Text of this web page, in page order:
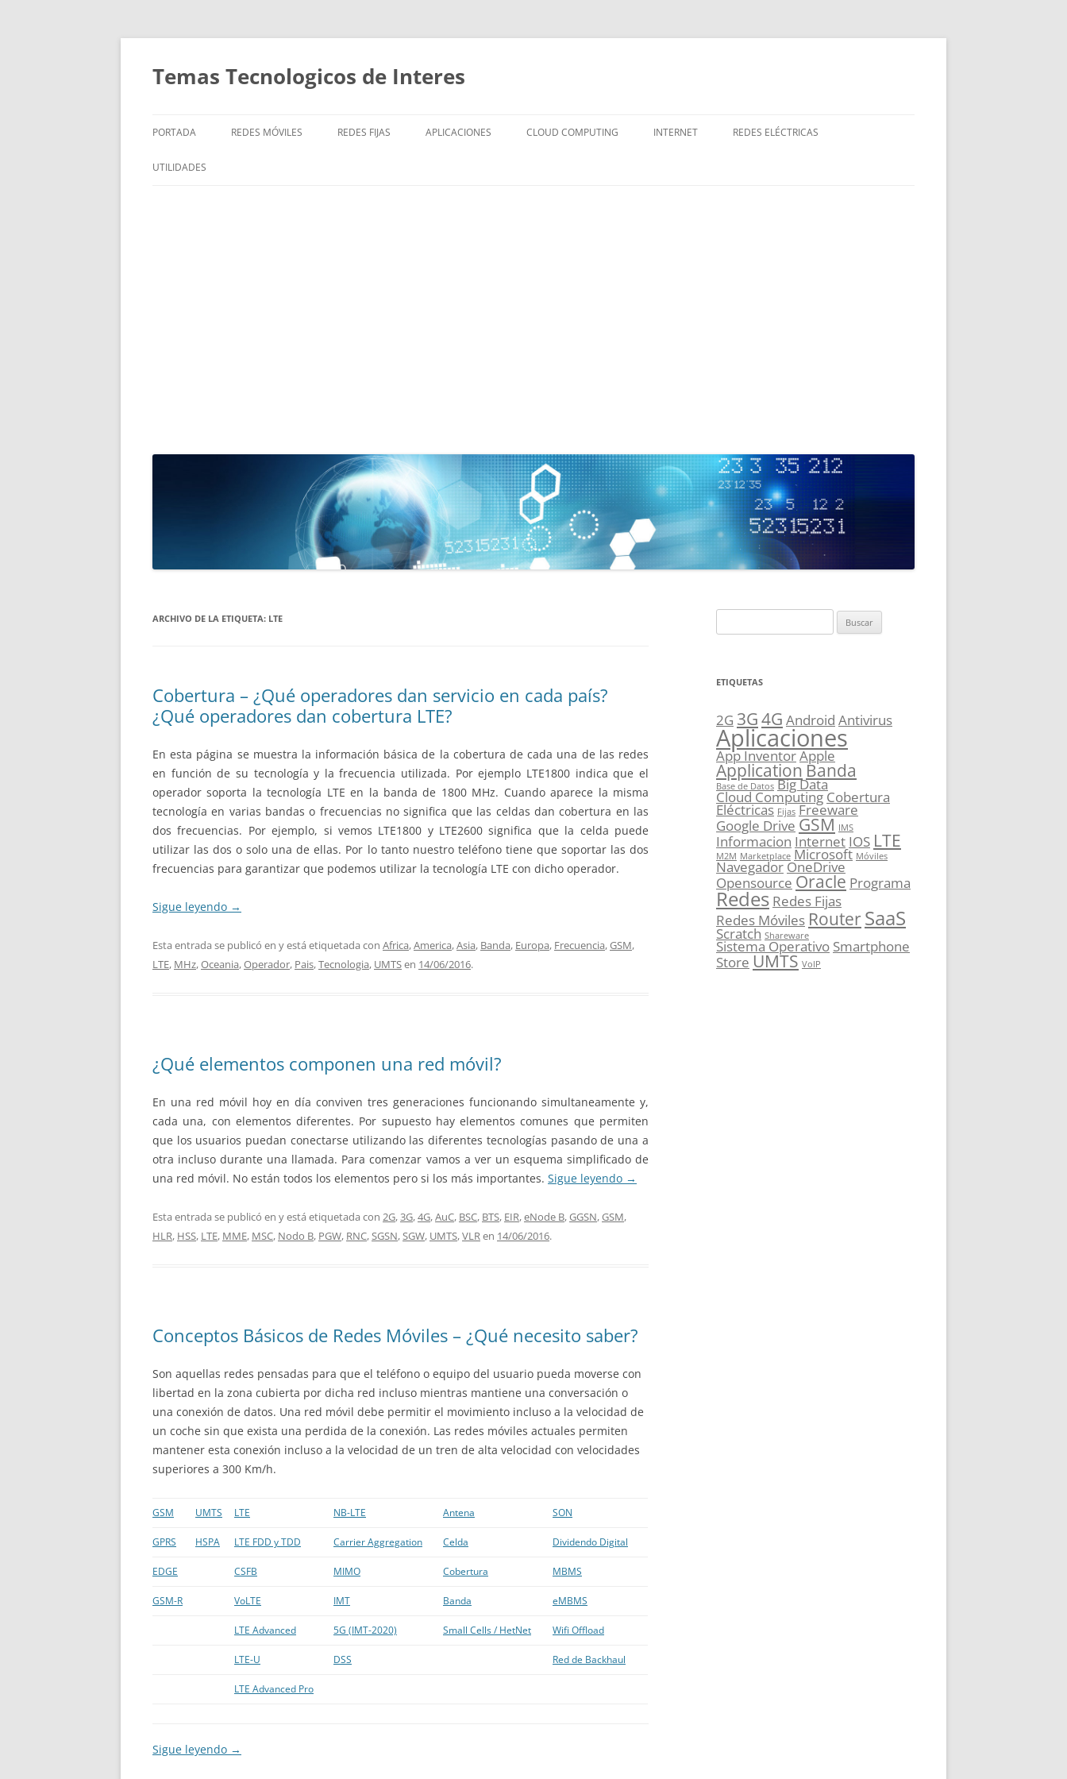
Saltar
Temas Tecnologicos de Interes
PORTADA REDES MÓVILES REDES FIJAS APLICACIONES CLOUD COMPUTING INTERNET REDES ELÉCTRICAS
UTILIDADES
ARCHIVO DE LA ETIQUETA: LTE
Cobertura – ¿Qué operadores dan servicio en cada país?
¿Qué operadores dan cobertura LTE?
En esta página se muestra la información básica de la cobertura de cada una de las redes
en función de su tecnología y la frecuencia utilizada. Por ejemplo LTE1800 indica que el
operador soporta la tecnología LTE en la banda de 1800 MHz. Cuando aparece la misma
tecnología en varias bandas o frecuencias no significa que las celdas dan cobertura en las
dos frecuencias. Por ejemplo, si vemos LTE1800 y LTE2600 significa que la celda puede
utilizar las dos o solo una de ellas. Por lo tanto nuestro teléfono tiene que soportar las dos
frecuencias para garantizar que podemos utilizar la tecnología LTE con dicho operador.
Sigue leyendo →
Esta entrada se publicó en y está etiquetada con Africa,America,Asia, Banda, Europa, Frecuencia,GSM,
LTE, MHz,Oceania,Operador, Pais,Tecnologia, UMTSen 14/06/2016.
¿Qué elementos componen una red móvil?
En una red móvil hoy en día conviven tres generaciones funcionando simultaneamente y,
cada una, con elementos diferentes. Por supuesto hay elementos comunes que permiten
que los usuarios puedan conectarse utilizando las diferentes tecnologías pasando de una a
otra incluso durante una llamada. Para comenzar vamos a ver un esquema simplificado de
una red móvil. No están todos los elementos pero si los más importantes. Sigue leyendo →
Esta entrada se publicó en y está etiquetada con 2G,3G,4G,AuC, BSC, BTS, EIR,eNode B,GGSN,GSM,
HLR, HSS, LTE, MME, MSC, Nodo B, PGW, RNC,SGSN,SGW, UMTS,VLRen 14/06/2016.
Conceptos Básicos de Redes Móviles – ¿Qué necesito saber?
Son aquellas redes pensadas para que el teléfono o equipo del usuario pueda moverse con
libertad en la zona cubierta por dicha red incluso mientras mantiene una conversación o
una conexión de datos. Una red móvil debe permitir el movimiento incluso a la velocidad de
un coche sin que exista una perdida de la conexión. Las redes móviles actuales permiten
mantener esta conexión incluso a la velocidad de un tren de alta velocidad con velocidades
superiores a 300 Km/h.
GSM UMTS LTE NB-LTE Antena SON
GPRS HSPA LTE FDD y TDD Carrier Aggregation Celda Dividendo Digital
EDGE CSFB MIMO Cobertura MBMS
GSM-R VoLTE IMT Banda eMBMS
LTE Advanced 5G (IMT-2020) Small Cells / HetNet Wifi Offload
LTE-U DSS Red de Backhaul
LTE Advanced Pro
Sigue leyendo →
ETIQUETAS
2G 3G4G Android Antivirus
Aplicaciones
App InventorApple
Application Banda
Base de Datos Big Data
Cloud ComputingCobertura
Eléctricas Fijas Freeware
Google Drive GSM IMS
Informacion Internet IOS LTE
M2M Marketplace Microsoft Móviles
NavegadorOneDrive
Opensource Oracle Programa
Redes Redes Fijas
Redes Móviles RouterSaaS
Scratch Shareware
Sistema Operativo Smartphone
Store UMTS VoIP